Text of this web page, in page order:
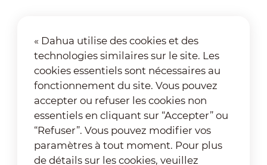
« Dahua utilise des cookies et des
technologies similaires sur le site. Les
cookies essentiels sont nécessaires au
fonctionnement du site. Vous pouvez
accepter ou refuser les cookies non
essentiels en cliquant sur “Accepter” ou
“Refuser”. Vous pouvez modifier vos
paramètres à tout moment. Pour plus
de détails sur les cookies, veuillez